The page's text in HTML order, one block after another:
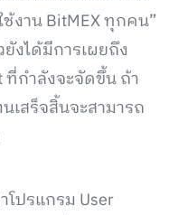
งาน BitMEX ทุกคน”
งได้มีการเผยถึง
ที่กำลังจะจัดขึ้น ถ้า
เสร็จสิ้นจะสามารถ
โปรแกรม User